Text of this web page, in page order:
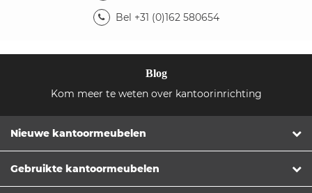
Bel +31 (0)162 580654
Blog
Kom meer te weten over kantoorinrichting
Nieuwe kantoormeubelen
Gebruikte kantoormeubelen